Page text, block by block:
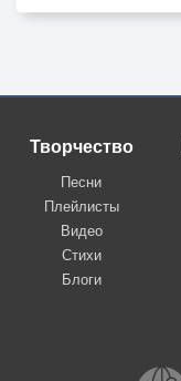
Творчество
Песни
Плейлисты
Видео
Стихи
Блоги